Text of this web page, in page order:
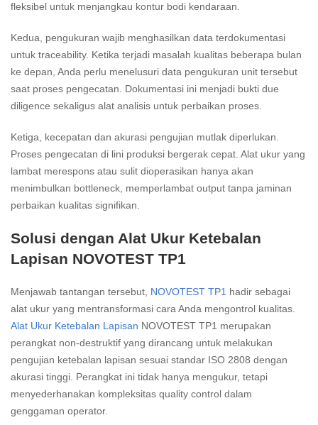
fleksibel untuk menjangkau kontur bodi kendaraan.
Kedua, pengukuran wajib menghasilkan data terdokumentasi
untuk traceability. Ketika terjadi masalah kualitas beberapa bulan
ke depan, Anda perlu menelusuri data pengukuran unit tersebut
saat proses pengecatan. Dokumentasi ini menjadi bukti due
diligence sekaligus alat analisis untuk perbaikan proses.
Ketiga, kecepatan dan akurasi pengujian mutlak diperlukan.
Proses pengecatan di lini produksi bergerak cepat. Alat ukur yang
lambat merespons atau sulit dioperasikan hanya akan
menimbulkan bottleneck, memperlambat output tanpa jaminan
perbaikan kualitas signifikan.
Solusi dengan Alat Ukur Ketebalan
Lapisan NOVOTEST TP1
Menjawab tantangan tersebut, NOVOTEST TP1 hadir sebagai
alat ukur yang mentransformasi cara Anda mengontrol kualitas.
Alat Ukur Ketebalan Lapisan NOVOTEST TP1 merupakan
perangkat non-destruktif yang dirancang untuk melakukan
pengujian ketebalan lapisan sesuai standar ISO 2808 dengan
akurasi tinggi. Perangkat ini tidak hanya mengukur, tetapi
menyederhanakan kompleksitas quality control dalam
genggaman operator.